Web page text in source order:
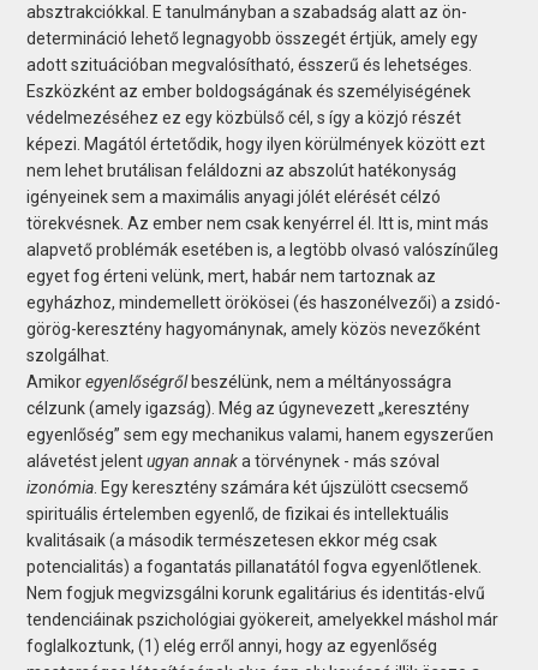
absztrakciókkal. E tanulmányban a szabadság alatt az ön-
determináció lehető legnagyobb összegét értjük, amely egy
adott szituációban megvalósítható, ésszerű és lehetséges.
Eszközként az ember boldogságának és személyiségének
védelmezéséhez ez egy közbülső cél, s így a közjó részét
képezi. Magától értetődik, hogy ilyen körülmények között ezt
nem lehet brutálisan feláldozni az abszolút hatékonyság
igényeinek sem a maximális anyagi jólét elérését célzó
törekvésnek. Az ember nem csak kenyérrel él. Itt is, mint más
alapvető problémák esetében is, a legtöbb olvasó valószínűleg
egyet fog érteni velünk, mert, habár nem tartoznak az
egyházhoz, mindemellett örökösei (és haszonélvezői) a zsidó-
görög-keresztény hagyománynak, amely közös nevezőként
szolgálhat.
Amikoregyenlőségrőlbeszélünk, nem a méltányosságra
célzunk (amely igazság). Még az úgynevezett „keresztény
egyenlőség” sem egy mechanikus valami, hanem egyszerűen
alávetést jelentugyan annaka törvénynek - más szóval
izonómia . Egy keresztény számára két újszülött csecsemő
spirituális értelemben egyenlő, de fizikai és intellektuális
kvalitásaik (a második természetesen ekkor még csak
potencialitás) a fogantatás pillanatától fogva egyenlőtlenek.
Nem fogjuk megvizsgálni korunk egalitárius és identitás-elvű
tendenciáinak pszichológiai gyökereit, amelyekkel máshol már
foglalkoztunk, (1) elég erről annyi, hogy az egyenlőség